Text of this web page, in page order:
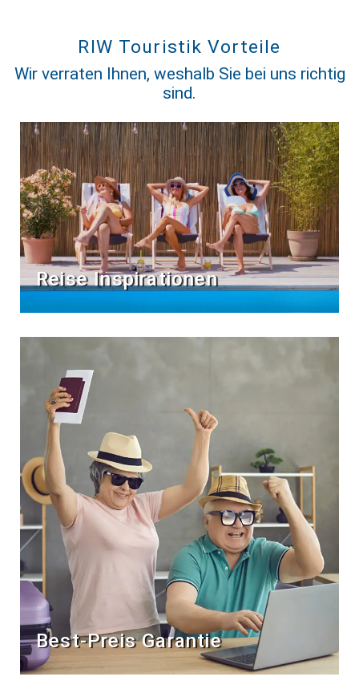
RIW Touristik Vorteile
Wir verraten Ihnen, weshalb Sie bei uns richtig
sind.
Reise Inspirationen
Best-Preis Garantie